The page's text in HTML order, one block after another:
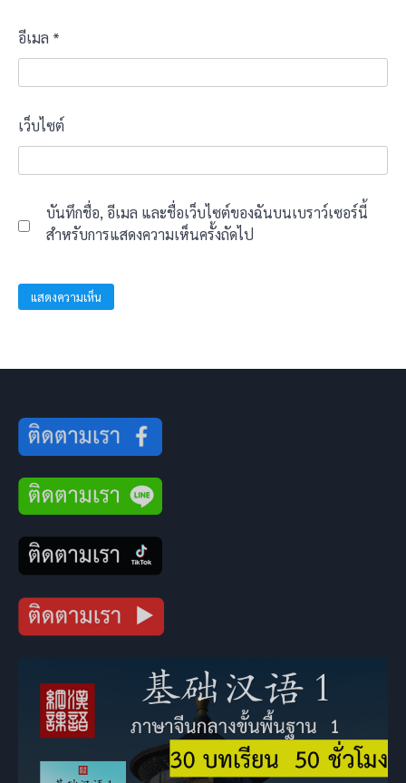
อีเมล *
เว็บไซต์
บันทึกชื่อ, อีเมล และชื่อเว็บไซต์ของฉันบนเบราว์เซอร์นี้
สำหรับการแสดงความเห็นครั้งถัดไป